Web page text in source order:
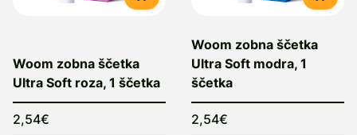
Woom zobna ščetka
Ultra Soft roza, 1 ščetka
2,54€
Woom zobna ščetka
Ultra Soft modra, 1
ščetka
2,54€